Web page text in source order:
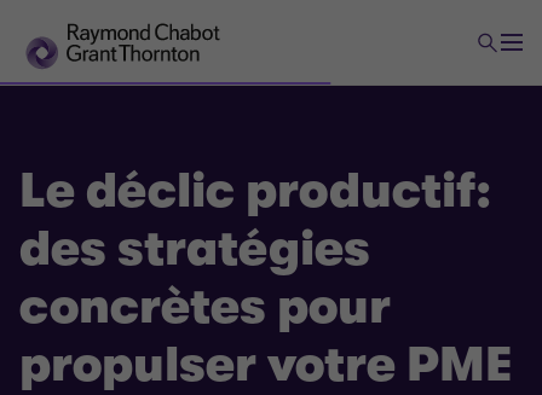
Le déclic productif:
des stratégies
concrètes pour
propulser votre PME